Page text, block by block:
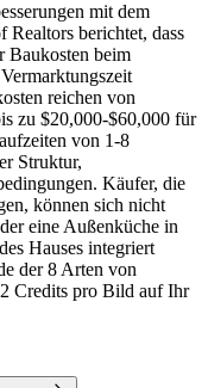
mit dem
berichtet, dass
Baukosten beim
reichen von
zu $20,000-$60,000 für
von 1-8
Struktur,
Käufer, die
können sich nicht
eine Außenküche in
Hauses integriert
der 8 Arten von
Credits pro Bild auf Ihr